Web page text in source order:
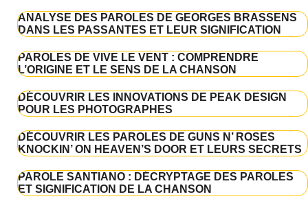
ANALYSE DES PAROLES DE GEORGES BRASSENS
DANS LES PASSANTES ET LEUR SIGNIFICATION
PAROLES DE VIVE LE VENT : COMPRENDRE
L’ORIGINE ET LE SENS DE LA CHANSON
DÉCOUVRIR LES INNOVATIONS DE PEAK DESIGN
POUR LES PHOTOGRAPHES
DÉCOUVRIR LES PAROLES DE GUNS N’ ROSES
KNOCKIN’ ON HEAVEN’S DOOR ET LEURS SECRETS
PAROLE SANTIANO : DÉCRYPTAGE DES PAROLES
ET SIGNIFICATION DE LA CHANSON